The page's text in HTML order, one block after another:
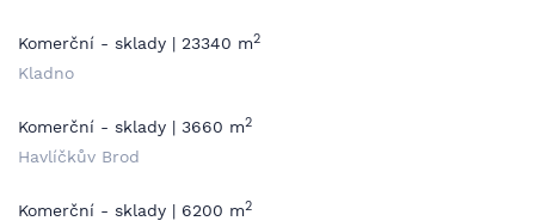
Komerční - sklady | 23340 m2
Kladno
Komerční - sklady | 3660 m2
Havlíčkův Brod
Komerční - sklady | 6200 m2